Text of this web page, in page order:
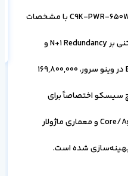
قیمت پاور سوئیچ سیسکو C9K-PWR-650WAC-R با مشخصات
توان خروجی 650W AC، پایداری مبتنی بر N+1 Redundancy و
169,800,000
سیسکو اختصاصاً برای
تضمین پایداری در لایه Core/Aggregation و معماری ماژولار